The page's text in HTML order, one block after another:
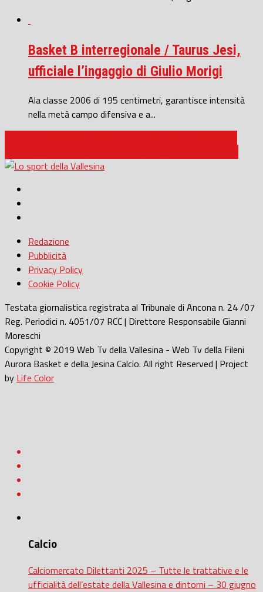
Basket B interregionale / Taurus Jesi,
ufficiale l’ingaggio di Giulio Morigi
Ala classe 2006 di 195 centimetri, garantisce intensità
nella metà campo difensiva e a...
Redazione
Pubblicità
Privacy Policy
Cookie Policy
Testata giornalistica registrata al Tribunale di Ancona n. 24 /07
Reg. Periodici n. 4051/07 RCC | Direttore Responsabile Gianni
Moreschi
Copyright © 2019 Web Tv della Vallesina - Web Tv della Fileni
Aurora Basket e della Jesina Calcio. All right Reserved | Project
by Life Color
Calcio
Calciomercato Dilettanti 2025 – Tutte le trattative e le
ufficialità dell’estate della Vallesina e dintorni – 30 giugno